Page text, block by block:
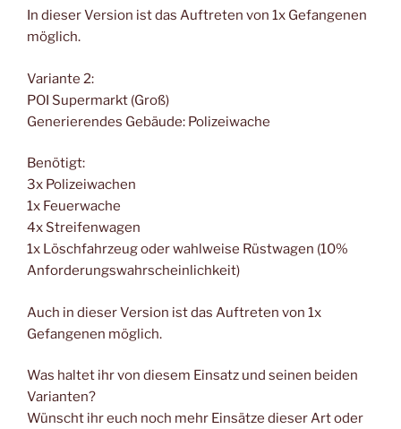
In dieser Version ist das Auftreten von 1x Gefangenen
möglich.
Variante 2:
POI Supermarkt (Groß)
Generierendes Gebäude: Polizeiwache
Benötigt:
3x Polizeiwachen
1x Feuerwache
4x Streifenwagen
1x Löschfahrzeug oder wahlweise Rüstwagen (10%
Anforderungswahrscheinlichkeit)
Auch in dieser Version ist das Auftreten von 1x
Gefangenen möglich.
Was haltet ihr von diesem Einsatz und seinen beiden
Varianten?
Wünscht ihr euch noch mehr Einsätze dieser Art oder